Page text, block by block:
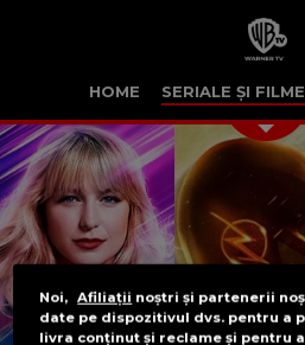
HOME SERIALE ȘI FILME
Noi, Afiliații noștri și partenerii
date pe dispozitivul dvs. pentru a
livra conținut și reclame și pentru